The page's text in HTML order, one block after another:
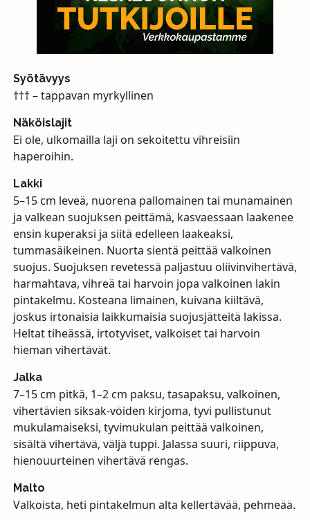
Syötävyys
††† – tappavan myrkyllinen
Näköislajit
Ei ole, ulkomailla laji on sekoitettu vihreisiin
haperoihin.
Lakki
5–15 cm leveä, nuorena pallomainen tai munamainen
ja valkean suojuksen peittämä, kasvaessaan laakenee
ensin kuperaksi ja siitä edelleen laakeaksi,
tummasäikeinen. Nuorta sientä peittää valkoinen
suojus. Suojuksen revetessä paljastuu oliivinvihertävä,
harmahtava, vihreä tai harvoin jopa valkoinen lakin
pintakelmu. Kosteana limainen, kuivana kiiltävä,
joskus irtonaisia laikkumaisia suojusjätteitä lakissa.
Heltat tiheässä, irtotyviset, valkoiset tai harvoin
hieman vihertävät.
Jalka
7–15 cm pitkä, 1–2 cm paksu, tasapaksu, valkoinen,
vihertävien siksak-vöiden kirjoma, tyvi pullistunut
mukulamaiseksi, tyvimukulan peittää valkoinen,
sisältä vihertävä, väljä tuppi. Jalassa suuri, riippuva,
hienouurteinen vihertävä rengas.
Malto
Valkoista, heti pintakelmun alta kellertävää, pehmeää.